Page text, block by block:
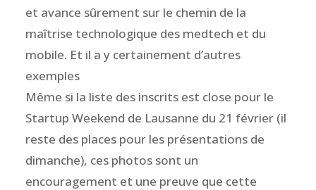
et avance sûrement sur le chemin de la
maîtrise technologique des medtech et du
mobile. Et il a y certainement d’autres
exemples
Même si la liste des inscrits est close pour le
Startup Weekend de Lausanne du 21 février (il
reste des places pour les présentations de
dimanche), ces photos sont un
encouragement et une preuve que cette